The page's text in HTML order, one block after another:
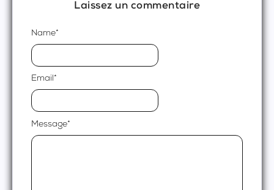
Laissez un commentaire
Message*
Name*
Email*